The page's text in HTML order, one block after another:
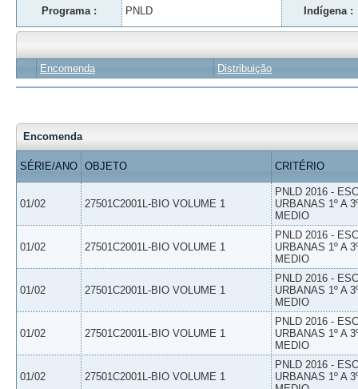
Programa : PNLD Indígena :
Encomenda Distribuição
Encomenda
SÉRIE/ANO OBJETO CRITÉRIO
01/02 27501C2001L-BIO VOLUME 1
PNLD 2016 -
URBANAS 1º A
MEDIO
01/02 27501C2001L-BIO VOLUME 1
PNLD 2016 -
URBANAS 1º A
MEDIO
01/02 27501C2001L-BIO VOLUME 1
PNLD 2016 -
URBANAS 1º A
MEDIO
01/02 27501C2001L-BIO VOLUME 1
PNLD 2016 -
URBANAS 1º A
MEDIO
01/02 27501C2001L-BIO VOLUME 1
PNLD 2016 -
URBANAS 1º A